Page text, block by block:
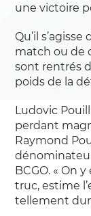
une victoire
Qu’il
match ou de
sont rentrés
poids de la
Ludovic
perdant
Raymond
BCGO. « On
truc, estime
tellement dur,